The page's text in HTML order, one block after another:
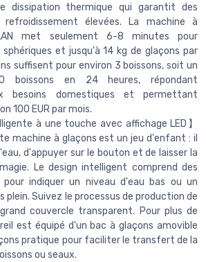
dissipation thermique qui garantit des
élevées. La machine à
met seulement 6-8 minutes pour
et jusqu'à 14 kg de glaçons par
suffisent pour environ 3 boissons, soit un
boissons en 24 heures, répondant
besoins domestiques et permettant
100 EUR par mois.
à une touche avec affichage LED】
machine à glaçons est un jeu d'enfant : il
d'appuyer sur le bouton et de laisser la
Le design intelligent comprend des
indiquer un niveau d'eau bas ou un
plein. Suivez le processus de production de
couvercle transparent. Pour plus de
est équipé d'un bac à glaçons amovible
pratique pour faciliter le transfert de la
ou seaux.